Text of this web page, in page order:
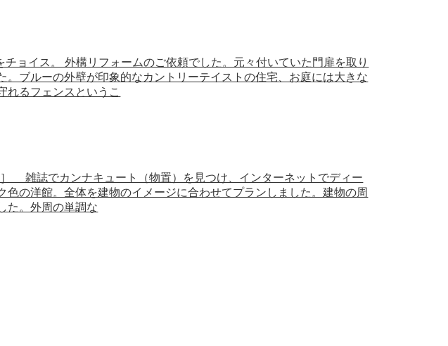
ョイス。 外構リフォームのご依頼でした。元々付いていた門扉を取り
ブルーの外壁が印象的なカントリーテイストの住宅、お庭には大きな
れるフェンスというこ
雑誌でカンナキュート（物置）を見つけ、インターネットでディー
の洋館。全体を建物のイメージに合わせてプランしました。建物の周
た。外周の単調な